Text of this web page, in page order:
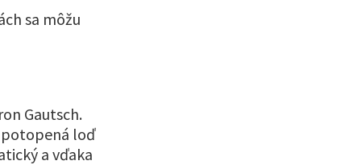
sa môžu
Gautsch.
potopená loď
a vďaka